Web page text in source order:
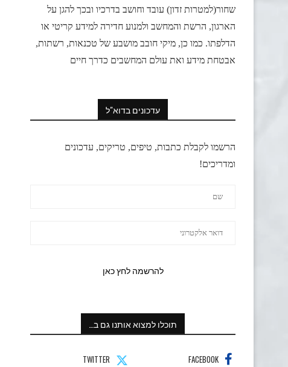
שחור(למטרות זדון) עובד וחושב בדרכיו ובכך להגן על
הארגון, הרשת והמחשב ולמנוע חדירה למידע קריטי או
הדלפתו. כמו כן, מיקי חובב מושבע של טכנאות, רשתות,
אבטחת מידע ואת עולם המחשבים כדרך חיים
עדכונים בדוא"ל
הרשמו לקבלת כתבות, טיפים, טריקים, עדכונים
ומדריכים!
תוכלו למצוא אותנו גם ב…
FACEBOOK
TWITTER